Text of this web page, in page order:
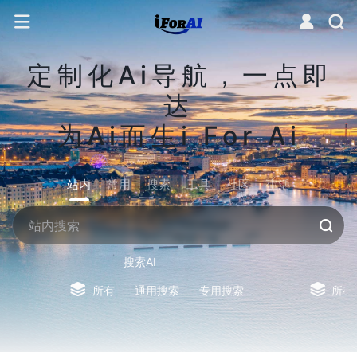
定制化Ai导航，一点即
达
为Ai而生i For Ai
站内 常用 搜索 工具 社区 生活
搜索AI
所有 通用搜索 专用搜索 所有